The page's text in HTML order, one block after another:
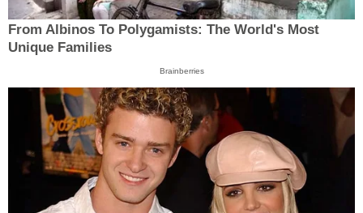
From Albinos To Polygamists: The World's Most
Unique Families
Brainberries